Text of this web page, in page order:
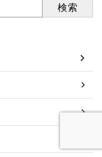
検索